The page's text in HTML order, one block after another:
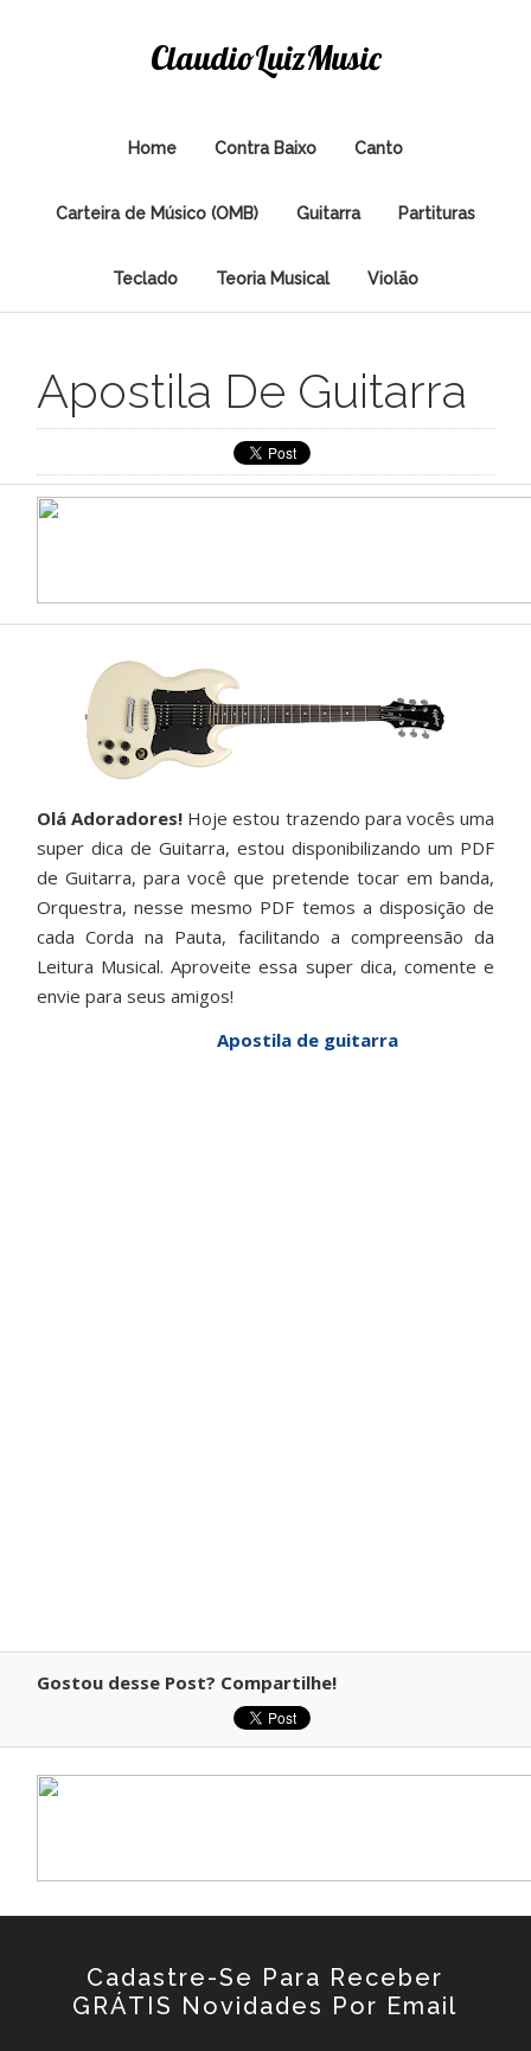
ClaudioLuizMusic
Home Contra Baixo Canto
Carteira de Músico (OMB) Guitarra Partituras
Teclado Teoria Musical Violão
Apostila De Guitarra
Olá Adoradores! Hoje estou trazendo para vocês uma
super dica de Guitarra, estou disponibilizando um PDF
de Guitarra, para você que pretende tocar em banda,
Orquestra, nesse mesmo PDF temos a disposição de
cada Corda na Pauta, facilitando a compreensão da
Leitura Musical. Aproveite essa super dica, comente e
envie para seus amigos!
Apostila de guitarra
Gostou desse Post? Compartilhe!
Cadastre-Se Para Receber
GRÁTIS Novidades Por Email